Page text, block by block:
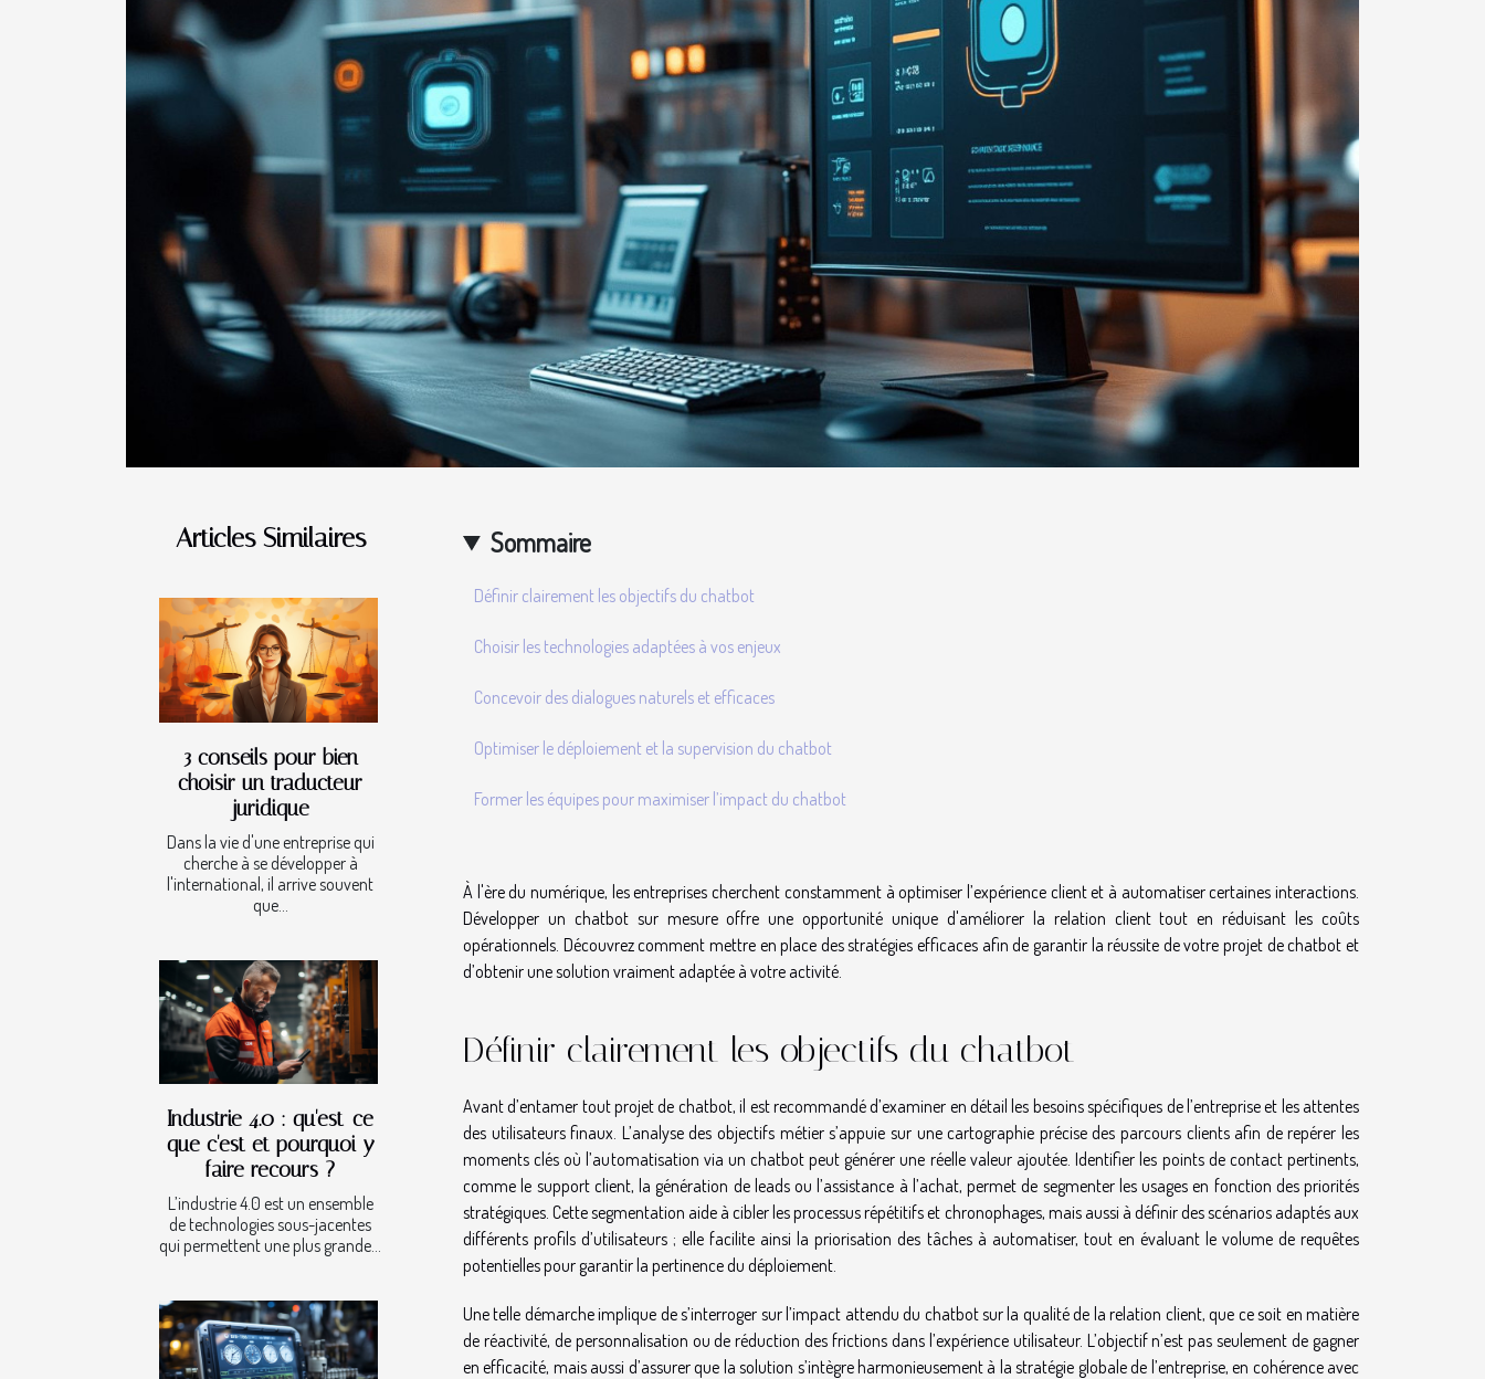
Articles Similaires
3 conseils pour bien
choisir un traducteur
juridique
Dans la vie d'une entreprise qui
cherche à se développer à
l'international, il arrive souvent
que...
Industrie 4.0 : qu'est-ce
que c'est et pourquoi y
faire recours ?
L’industrie 4.0 est un ensemble
de technologies sous-jacentes
qui permettent une plus grande...
Sommaire
Définir clairement les objectifs du chatbot
Choisir les technologies adaptées à vos enjeux
Concevoir des dialogues naturels et efficaces
Optimiser le déploiement et la supervision du chatbot
Former les équipes pour maximiser l’impact du chatbot
À l'ère du numérique, les entreprises cherchent constamment à optimiser l’expérience client et à automatiser certaines interactions.
Développer un chatbot sur mesure offre une opportunité unique d'améliorer la relation client tout en réduisant les coûts
opérationnels. Découvrez comment mettre en place des stratégies efficaces afin de garantir la réussite de votre projet de chatbot et
d’obtenir une solution vraiment adaptée à votre activité.
Définir clairement les objectifs du chatbot
Avant d’entamer tout projet de chatbot, il est recommandé d’examiner en détail les besoins spécifiques de l’entreprise et les attentes
des utilisateurs finaux. L’analyse des objectifs métier s’appuie sur une cartographie précise des parcours clients afin de repérer les
moments clés où l’automatisation via un chatbot peut générer une réelle valeur ajoutée. Identifier les points de contact pertinents,
comme le support client, la génération de leads ou l’assistance à l’achat, permet de segmenter les usages en fonction des priorités
stratégiques. Cette segmentation aide à cibler les processus répétitifs et chronophages, mais aussi à définir des scénarios adaptés aux
différents profils d’utilisateurs ; elle facilite ainsi la priorisation des tâches à automatiser, tout en évaluant le volume de requêtes
potentielles pour garantir la pertinence du déploiement.
Une telle démarche implique de s’interroger sur l’impact attendu du chatbot sur la qualité de la relation client, que ce soit en matière
de réactivité, de personnalisation ou de réduction des frictions dans l’expérience utilisateur. L’objectif n’est pas seulement de gagner
en efficacité, mais aussi d’assurer que la solution s’intègre harmonieusement à la stratégie globale de l’entreprise, en cohérence avec